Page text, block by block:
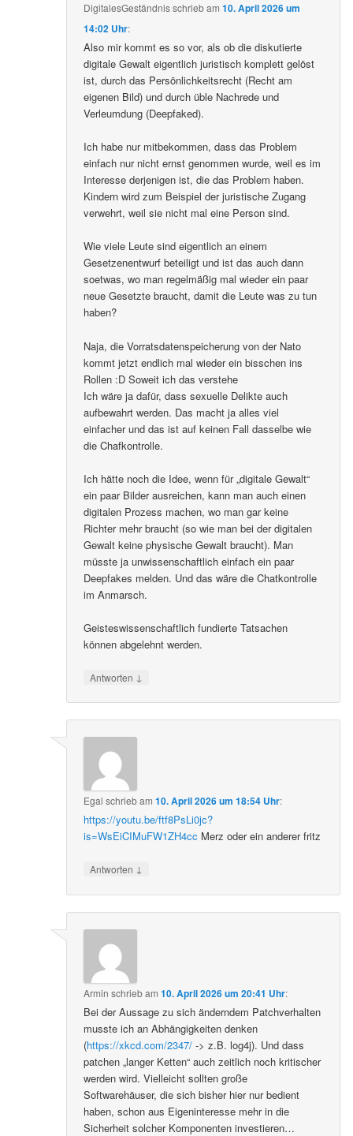
DigitalesGeständnisschriebam10. April 2026 um
14:02 Uhr:
Also mir kommt es so vor, als ob die diskutierte
digitale Gewalt eigentlich juristisch komplett gelöst
ist, durch das Persönlichkeitsrecht (Recht am
eigenen Bild) und durch üble Nachrede und
Verleumdung (Deepfaked).
Ich habe nur mitbekommen, dass das Problem
einfach nur nicht ernst genommen wurde, weil es im
Interesse derjenigen ist, die das Problem haben.
Kindern wird zum Beispiel der juristische Zugang
verwehrt, weil sie nicht mal eine Person sind.
Wie viele Leute sind eigentlich an einem
Gesetzenentwurf beteiligt und ist das auch dann
soetwas, wo man regelmäßig mal wieder ein paar
neue Gesetzte braucht, damit die Leute was zu tun
haben?
Naja, die Vorratsdatenspeicherung von der Nato
kommt jetzt endlich mal wieder ein bisschen ins
Rollen :D Soweit ich das verstehe
Ich wäre ja dafür, dass sexuelle Delikte auch
aufbewahrt werden. Das macht ja alles viel
einfacher und das ist auf keinen Fall dasselbe wie
die Chafkontrolle.
Ich hätte noch die Idee, wenn für „digitale Gewalt“
ein paar Bilder ausreichen, kann man auch einen
digitalen Prozess machen, wo man gar keine
Richter mehr braucht (so wie man bei der digitalen
Gewalt keine physische Gewalt braucht). Man
müsste ja unwissenschaftlich einfach ein paar
Deepfakes melden. Und das wäre die Chatkontrolle
im Anmarsch.
Geisteswissenschaftlich fundierte Tatsachen
können abgelehnt werden.
Antworten ↓
Egal schriebam10. April 2026 um 18:54 Uhr:
https://youtu.be/ftf8PsLi0jc?
is=WsEiCIMuFW1ZH4cc Merz oder ein anderer fritz
Antworten ↓
Armin schriebam10. April 2026 um 20:41 Uhr:
Bei der Aussage zu sich änderndem Patchverhalten
musste ich an Abhängigkeiten denken
(https://xkcd.com/2347/ -> z.B. log4j). Und dass
patchen „langer Ketten“ auch zeitlich noch kritischer
werden wird. Vielleicht sollten große
Softwarehäuser, die sich bisher hier nur bedient
haben, schon aus Eigeninteresse mehr in die
Sicherheit solcher Komponenten investieren…